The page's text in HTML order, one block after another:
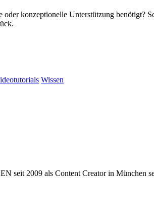
konzeptionelle Unterstützung
Wissen
seit 2009 als Content Creator in München